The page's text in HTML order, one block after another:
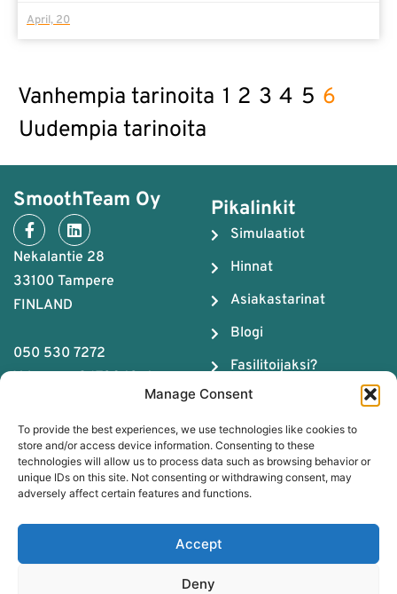
Manage Consent
To provide the best experiences, we use technologies like cookies to
store and/or access device information. Consenting to these
technologies will allow us to process data such as browsing behavior or
unique IDs on this site. Not consenting or withdrawing consent, may
adversely affect certain features and functions.
Accept
Deny
April, 20
Vanhempia tarinoita 1 2 3 4 5 6
Uudempia tarinoita
SmoothTeam Oy
Nekalantie 28
33100 Tampere
FINLAND
050 530 7272
Pikalinkit
Simulaatiot
Hinnat
Asiakastarinat
Blogi
Fasilitoijaksi?
Meistä
Tiimityön ABC
Lataa Tiimikemian
opas
Varaa maksuton